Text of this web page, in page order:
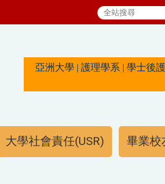
亞洲大學 | 護理學系 | 學士後
大學社會責任(USR) 畢業校